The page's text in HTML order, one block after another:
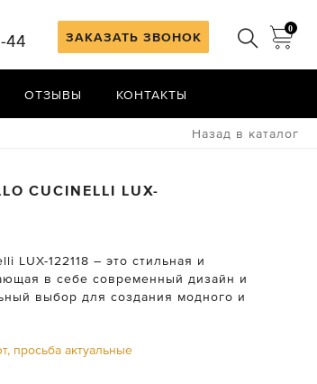
ЗАКАЗАТЬ ЗВОНОК
0
44
ОТЗЫВЫ КОНТАКТЫ
Назад в каталог
CUCINELLI LUX-
LUX-122118 – это стильная и
в себе современный дизайн и
выбор для создания модного и
просьба актуальные